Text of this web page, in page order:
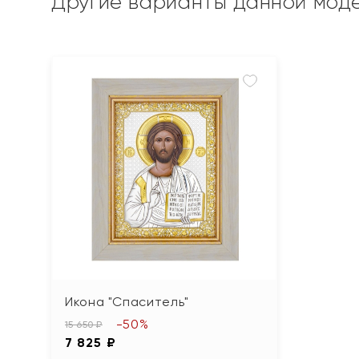
Икона "Спаситель"
15 650 ₽
7 825 ₽
-50%